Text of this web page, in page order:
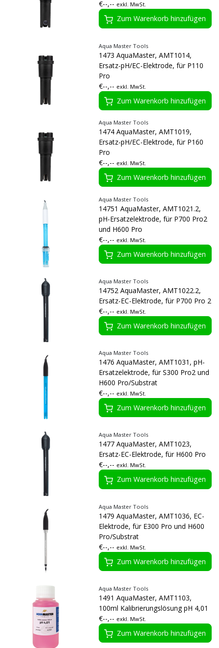
€--,-- exkl. MwSt.
Zum Warenkorb hinzufügen
Aqua Master Tools
1473 AquaMaster, AMT1014,
Ersatz-pH/EC-Elektrode, für P110
Pro
€--,-- exkl. MwSt.
Zum Warenkorb hinzufügen
Aqua Master Tools
1474 AquaMaster, AMT1019,
Ersatz-pH/EC-Elektrode, für P160
Pro
€--,-- exkl. MwSt.
Zum Warenkorb hinzufügen
Aqua Master Tools
14751 AquaMaster, AMT1021.2,
pH-Ersatzelektrode, für P700 Pro2
und H600 Pro
€--,-- exkl. MwSt.
Zum Warenkorb hinzufügen
Aqua Master Tools
14752 AquaMaster, AMT1022.2,
Ersatz-EC-Elektrode, für P700 Pro 2
€--,-- exkl. MwSt.
Zum Warenkorb hinzufügen
Aqua Master Tools
1476 AquaMaster, AMT1031, pH-
Ersatzelektrode, für S300 Pro2 und
H600 Pro/Substrat
€--,-- exkl. MwSt.
Zum Warenkorb hinzufügen
Aqua Master Tools
1477 AquaMaster, AMT1023,
Ersatz-EC-Elektrode, für H600 Pro
€--,-- exkl. MwSt.
Zum Warenkorb hinzufügen
Aqua Master Tools
1479 AquaMaster, AMT1036, EC-
Elektrode, für E300 Pro und H600
Pro/Substrat
€--,-- exkl. MwSt.
Zum Warenkorb hinzufügen
Aqua Master Tools
1491 AquaMaster, AMT1103,
100ml Kalibrierungslösung pH 4,01
€--,-- exkl. MwSt.
Zum Warenkorb hinzufügen